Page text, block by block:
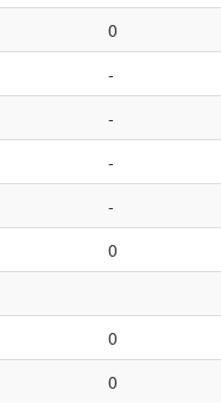
0
-
-
-
-
0
0
0